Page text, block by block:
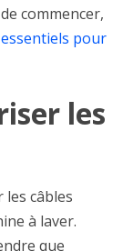
commencer,
pour
les
câbles
à laver.
que